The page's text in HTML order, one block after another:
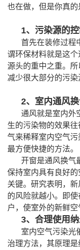
也在做，但是你真的
1、污染源的控
首先在装修过程
谓环保材料就是这
源头的重中之重。所
减少很大部分的污染
2、室内通风
通风就是室内外
生的污染物的效果
气来稀释室内空气
最方便快捷的方法。
开窗是通风换气
保持室内具有良好
关键。研究表明，
的风险就越小。即
户，使室外的新鲜空
3、合理使用
室内空气污染光
治理方法， 其原理是